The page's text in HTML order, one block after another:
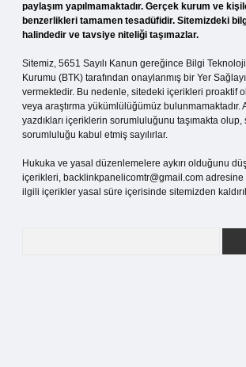
paylaşım yapılmamaktadır. Gerçek kurum ve
benzerlikleri tamamen tesadüfidir. Sitemizdeki
halindedir ve tavsiye niteliği taşımazlar.
Sitemiz, 5651 Sayılı Kanun gereğince Bilgi
Kurumu (BTK) tarafından onaylanmış bir Yer
vermektedir. Bu nedenle, sitedeki içerikleri proaktif
veya araştırma yükümlülüğümüz bulunmamaktadır.
yazdıkları içeriklerin sorumluluğunu taşımakta
sorumluluğu kabul etmiş sayılırlar.
Hukuka ve yasal düzenlemelere aykırı olduğunu
içerikleri, backlinkpanelicomtr@gmail.com adresine
ilgili içerikler yasal süre içerisinde sitemizden